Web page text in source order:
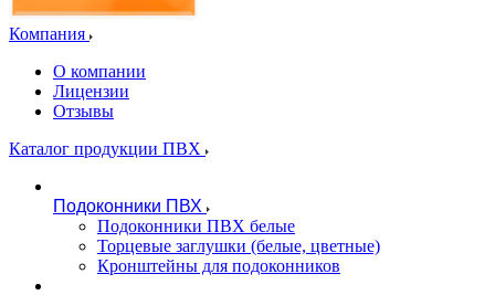
Компания
О компании
Лицензии
Отзывы
Каталог продукции ПВХ
Подоконники ПВХ
Подоконники ПВХ белые
Торцевые заглушки (белые, цветные)
Кронштейны для подоконников